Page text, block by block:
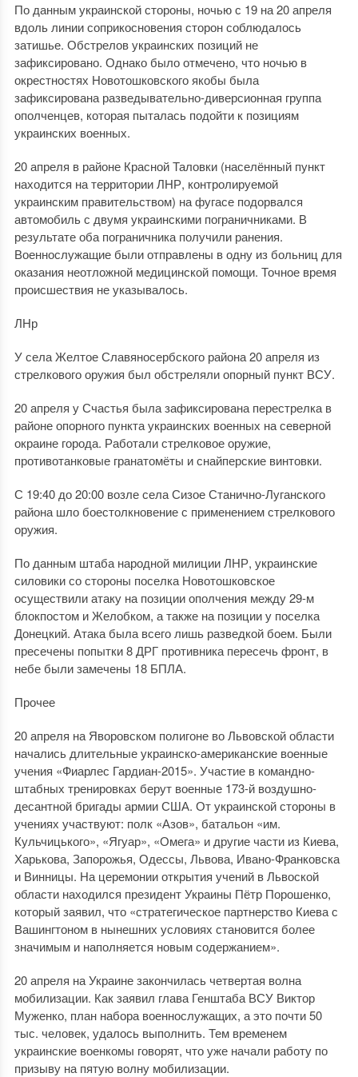
По данным украинской стороны, ночью с 19 на 20 апреля
вдоль линии соприкосновения сторон соблюдалось
затишье. Обстрелов украинских позиций не
зафиксировано. Однако было отмечено, что ночью в
окрестностях Новотошковского якобы была
зафиксирована разведывательно-диверсионная группа
ополченцев, которая пыталась подойти к позициям
украинских военных.
20 апреля в районе Красной Таловки (населённый пункт
находится на территории ЛНР, контролируемой
украинским правительством) на фугасе подорвался
автомобиль с двумя украинскими пограничниками. В
результате оба пограничника получили ранения.
Военнослужащие были отправлены в одну из больниц для
оказания неотложной медицинской помощи. Точное время
происшествия не указывалось.
ЛНр
У села Желтое Славяносербского района 20 апреля из
стрелкового оружия был обстреляли опорный пункт ВСУ.
20 апреля у Счастья была зафиксирована перестрелка в
районе опорного пункта украинских военных на северной
окраине города. Работали стрелковое оружие,
противотанковые гранатомёты и снайперские винтовки.
С 19:40 до 20:00 возле села Сизое Станично-Луганского
района шло боестолкновение с применением стрелкового
оружия.
По данным штаба народной милиции ЛНР, украинские
силовики со стороны поселка Новотошковское
осуществили атаку на позиции ополчения между 29-м
блокпостом и Желобком, а также на позиции у поселка
Донецкий. Атака была всего лишь разведкой боем. Были
пресечены попытки 8 ДРГ противника пересечь фронт, в
небе были замечены 18 БПЛА.
Прочее
20 апреля на Яворовском полигоне во Львовской области
начались длительные украинско-американские военные
учения «Фиарлес Гардиан-2015». Участие в командно-
штабных тренировках берут военные 173-й воздушно-
десантной бригады армии США. От украинской стороны в
учениях участвуют: полк «Азов», батальон «им.
Кульчицького», «Ягуар», «Омега» и другие части из Киева,
Харькова, Запорожья, Одессы, Львова, Ивано-Франковска
и Винницы. На церемонии открытия учений в Львоской
области находился президент Украины Пётр Порошенко,
который заявил, что «стратегическое партнерство Киева с
Вашингтоном в нынешних условиях становится более
значимым и наполняется новым содержанием».
20 апреля на Украине закончилась четвертая волна
мобилизации. Как заявил глава Генштаба ВСУ Виктор
Муженко, план набора военнослужащих, а это почти 50
тыс. человек, удалось выполнить. Тем временем
украинские военкомы говорят, что уже начали работу по
призыву на пятую волну мобилизации.